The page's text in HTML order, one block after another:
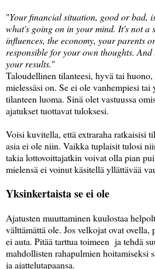
"Your financial situation, good or bad,
what's going on in your mind. It's not a
influences, the economy, your parents
responsible for your own thoughts.
your results."
Taloudellinen tilanteesi, hyvä tai huono,
mielessäsi on. Se ei ole vanhempiesi tai
tilanteen luoma. Sinä olet vastuussa
ajatukset tuottavat tuloksesi.
Voisi kuvitella, että extraraha ratkaisisi
asia ei ole niin. Vaikka tuplaisit tulosi
takia lottovoittajatkin voivat olla pian
mielensä ei voinut käsitellä yllättävää
Yksinkertaista se ei ole
Ajatusten muuttaminen kuulostaa
välttämättä ole. Jos velkojat ovat
ei auta. Pitää tarttua toimeen ja tehdä
mahdollisten rahapulmien hoitamiseksi
ja ajattelutapaansa.